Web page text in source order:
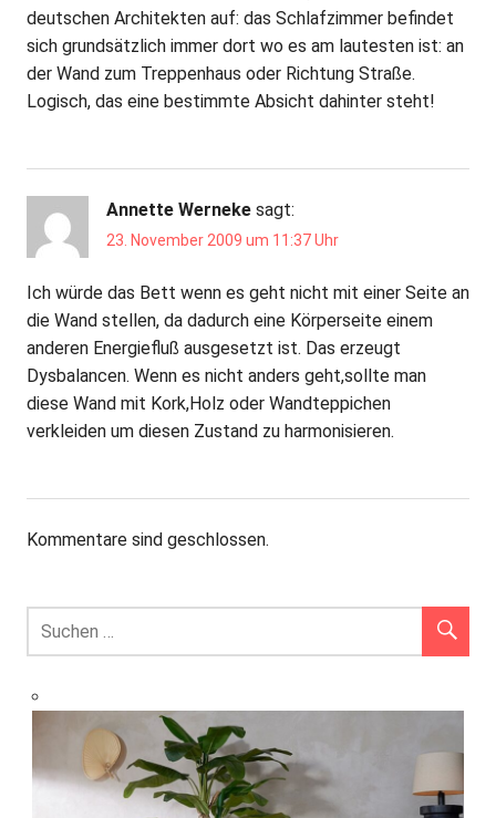
deutschen Architekten auf: das Schlafzimmer befindet
sich grundsätzlich immer dort wo es am lautesten ist: an
der Wand zum Treppenhaus oder Richtung Straße.
Logisch, das eine bestimmte Absicht dahinter steht!
Annette Werneke sagt:
23. November 2009 um 11:37 Uhr
Ich würde das Bett wenn es geht nicht mit einer Seite an
die Wand stellen, da dadurch eine Körperseite einem
anderen Energiefluß ausgesetzt ist. Das erzeugt
Dysbalancen. Wenn es nicht anders geht,sollte man
diese Wand mit Kork,Holz oder Wandteppichen
verkleiden um diesen Zustand zu harmonisieren.
Kommentare sind geschlossen.